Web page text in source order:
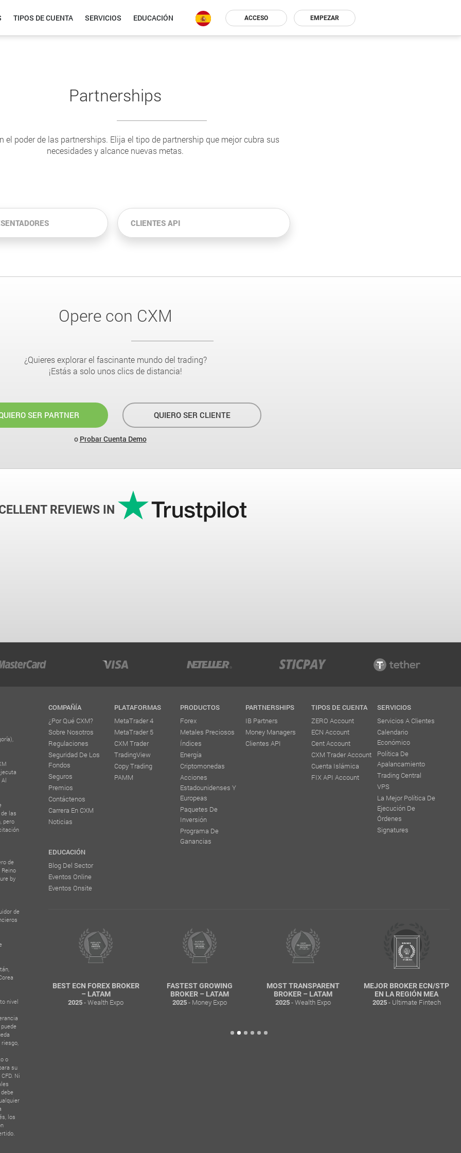
TIPOS DE CUENTA SERVICIOS EDUCACIÓN ACCESO EMPEZAR
Partnerships
el poder de las partnerships. Elija el tipo de partnership que mejor cubra sus
necesidades y alcance nuevas metas.
CLIENTES API
Opere con CXM
¿Quieres explorar el fascinante mundo del trading?
¡Estás a solo unos clics de distancia!
SER PARTNER QUIERO SER CLIENTE
o Probar Cuenta Demo
REVIEWS IN
las
pero
de
by
de
nivel
o
su
Ni
los
COMPAÑÍA
¿Por Qué CXM?
Sobre Nosotros
Regulaciones
Seguridad De Los
Fondos
Seguros
Premios
Contáctenos
Carrera En CXM
Noticias
PLATAFORMAS
MetaTrader 4
MetaTrader 5
CXM Trader
TradingView
Copy Trading
PAMM
PRODUCTOS
Forex
Metales Preciosos
Índices
Energía
Criptomonedas
Acciones
Estadounidenses Y
Europeas
Paquetes De
Inversión
Programa De
Ganancias
PARTNERSHIPS
IB Partners
Money Managers
Clientes API
TIPOS DE CUENTA
ZERO Account
ECN Account
Cent Account
CXM Trader Account
Cuenta Islámica
FIX API Account
SERVICIOS
Servicios A Clientes
Calendario
Económico
Política De
Apalancamiento
Trading Central
VPS
La Mejor Política De
Ejecución De
Órdenes
Signatures
EDUCACIÓN
Blog Del Sector
Eventos Online
Eventos Onsite
CHILE
BEST ECN FOREX BROKER
– LATAM
2025- Wealth Expo
FASTEST GROWING
BROKER – LATAM
2025- Money Expo
MOST TRANSPARENT
BROKER – LATAM
2025- Wealth Expo
MEJOR BROKER ECN/STP
EN LA REGIÓN MEA
2025- Ultimate Fintech